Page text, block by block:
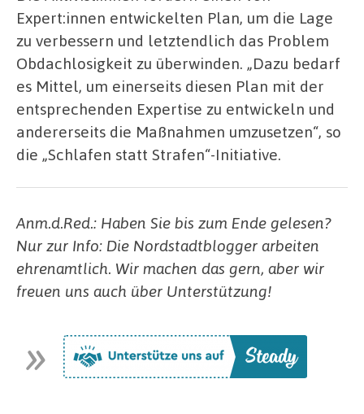
Expert:innen entwickelten Plan, um die Lage
zu verbessern und letztendlich das Problem
Obdachlosigkeit zu überwinden. „Dazu bedarf
es Mittel, um einerseits diesen Plan mit der
entsprechenden Expertise zu entwickeln und
andererseits die Maßnahmen umzusetzen“, so
die „Schlafen statt Strafen“-Initiative.
Anm.d.Red.: Haben Sie bis zum Ende gelesen?
Nur zur Info: Die Nordstadtblogger arbeiten
ehrenamtlich. Wir machen das gern, aber wir
freuen uns auch über Unterstützung!